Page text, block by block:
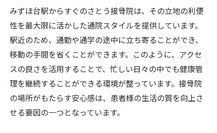
みずほ台駅からすぐのさとう接骨院は、その立地の利便
性を最大限に活かした通院スタイルを提供しています。
駅近のため、通勤や通学の途中に立ち寄ることができ、
移動の手間を省くことができます。このように、アクセ
スの良さを活用することで、忙しい日々の中でも健康管
理を継続することができる環境が整っています。接骨院
の場所がもたらす安心感は、患者様の生活の質を向上さ
せる要因の一つとなっています。